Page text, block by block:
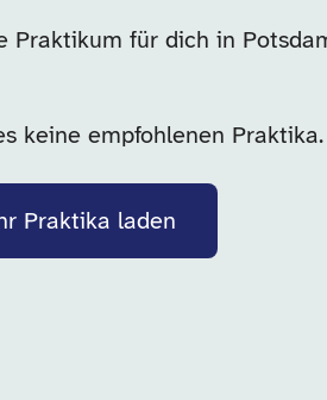
Praktikum für dich in
keine empfohlenen Praktika.
Praktika laden